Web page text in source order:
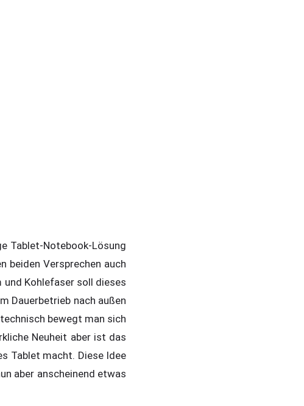
Tablet-Notebook-Lösung
beiden Versprechen auch
Kohlefaser soll dieses
Dauerbetrieb nach außen
bewegt man sich
Neuheit aber ist das
Tablet macht. Diese Idee
aber anscheinend etwas